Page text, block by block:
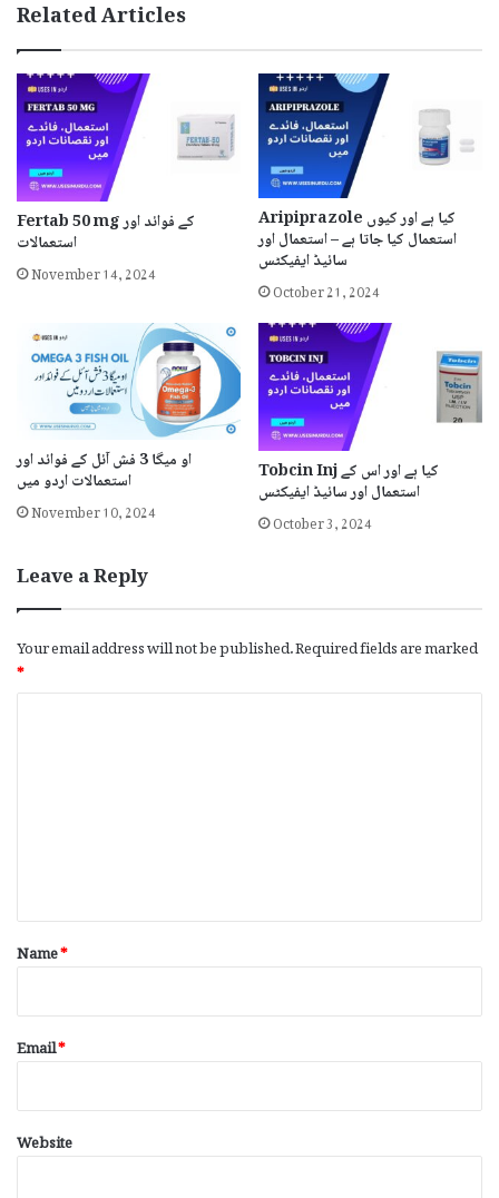
Related Articles
Fertab 50 mg کے فوائد اور
استعمالات
November 14, 2024
Aripiprazole کیا ہے اور کیوں
استعمال کیا جاتا ہے – استعمال اور
سائیڈ ایفیکٹس
October 21, 2024
او میگا 3 فش آئل کے فوائد اور
استعمالات اردو میں
November 10, 2024
Tobcin Inj کیا ہے اور اس کے
استعمال اور سائیڈ ایفیکٹس
October 3, 2024
Leave a Reply
Your email address will not be published.Required fields are marked
*
*
Name*
Email*
Website